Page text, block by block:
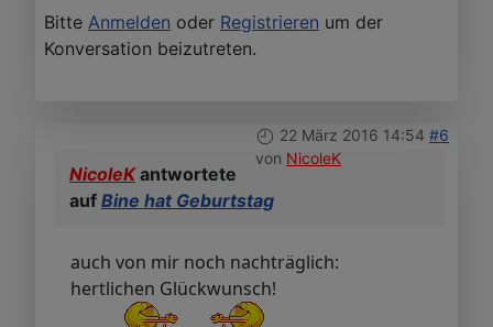
Bitte Anmelden oder Registrieren um der
Konversation beizutreten.
22 März 2016 14:54 #6
von NicoleK
NicoleKantwortete
auf Bine hat Geburtstag
auch von mir noch nachträglich:
hertlichen Glückwunsch!